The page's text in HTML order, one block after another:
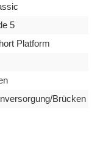
5
Platform
Brücken